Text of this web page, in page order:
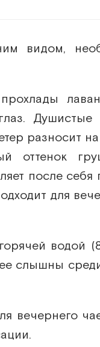
видом,
Душистые
разносит
оттенок
после себя
для
слышны
вечернего